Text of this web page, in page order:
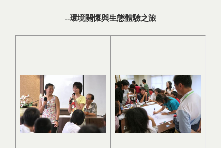
--環境關懷與生態體驗之旅